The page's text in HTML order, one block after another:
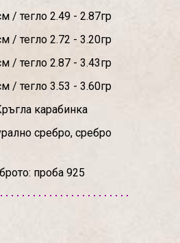
/ тегло 2.49 - 2.87гр
/ тегло 2.72 - 3.20гр
/ тегло 2.87 - 3.43гр
/ тегло 3.53 - 3.60гр
карабинка
сребро, сребро
проба 925